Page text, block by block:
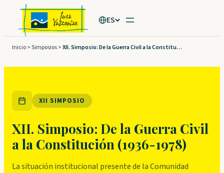
Saltar
contenido
ES
Inicio>Simposios> XII. Simposio: De la Guerra Civil a la Constitución (1936-1978)
XII SIMPOSIO
XII. Simposio: De la Guerra Civil
a la Constitución (1936-1978)
La situación institucional presente de la Comunidad